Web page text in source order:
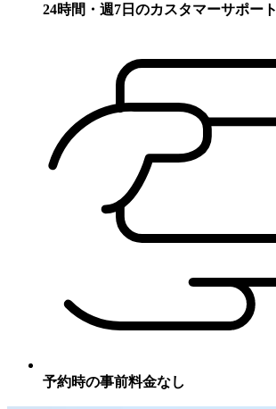
24時間・週7日のカスタマーサポート
予約時の事前料金なし